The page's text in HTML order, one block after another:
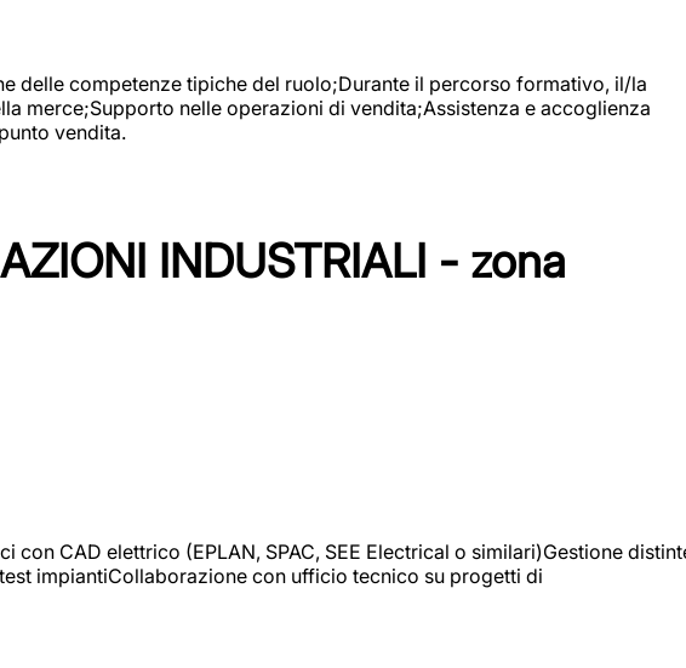
delle competenze tipiche del ruolo;Durante il percorso formativo, il/la
merce;Supporto nelle operazioni di vendita;Assistenza e accoglienza
vendita.
INDUSTRIALI - zona
CAD elettrico (EPLAN, SPAC, SEE Electrical o similari)Gestione
impiantiCollaborazione con ufficio tecnico su progetti di